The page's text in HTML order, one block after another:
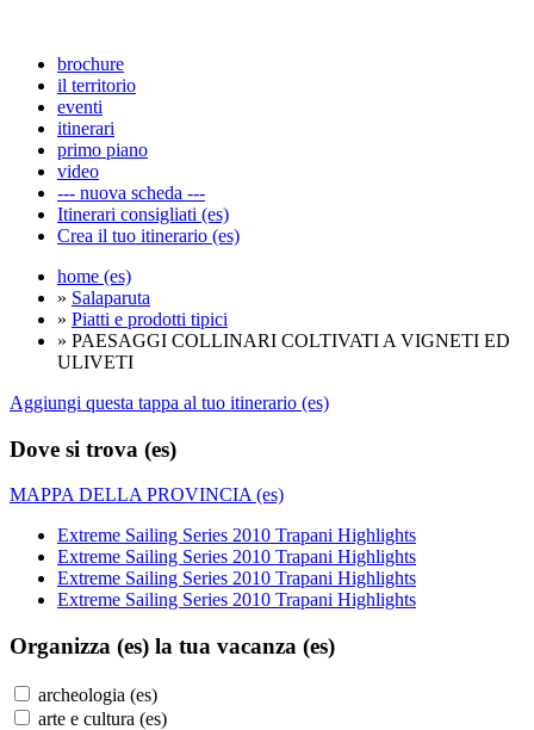
brochure
il territorio
eventi
itinerari
primo piano
video
--- nuova scheda ---
Itinerari consigliati (es)
Crea il tuo itinerario (es)
home (es)
» Salaparuta
» Piatti e prodotti tipici
» PAESAGGI COLLINARI COLTIVATI A VIGNETI ED
ULIVETI
Aggiungi questa tappa al tuo itinerario (es)
Dove si trova (es)
MAPPA DELLA PROVINCIA (es)
Extreme Sailing Series 2010 Trapani Highlights
Extreme Sailing Series 2010 Trapani Highlights
Extreme Sailing Series 2010 Trapani Highlights
Extreme Sailing Series 2010 Trapani Highlights
Organizza (es) la tua vacanza (es)
archeologia (es)
arte e cultura (es)